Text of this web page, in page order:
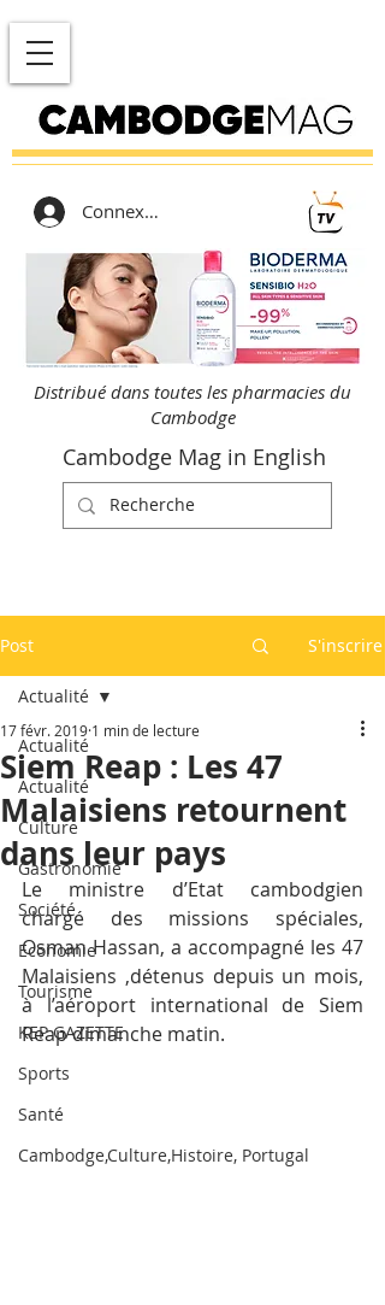
Connexion
Distribué dans toutes les pharmacies du
Cambodge
Cambodge Mag in English
Post S'inscrire
Actualité
Actualité
Culture
Gastronomie
Société
Economie
Tourisme
KEP GAZETTE
Sports
Santé
Cambodge,Culture,Histoire, Portugal
Actualité
Siem Reap : Les 47
Malaisiens retournent
dans leur pays
17 févr. 2019 1 min de lecture
Le ministre d’Etat cambodgien
chargé des missions spéciales,
Osman Hassan, a accompagné les 47
Malaisiens ,détenus depuis un mois,
à l’aéroport international de Siem
Reap dimanche matin.